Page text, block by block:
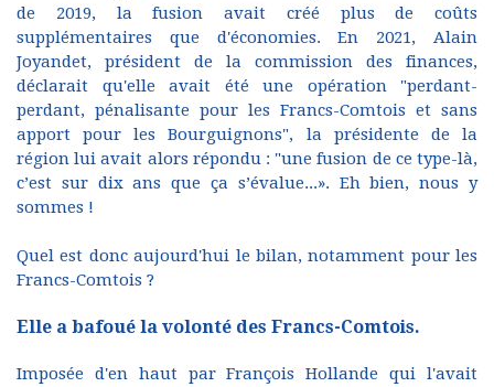
de 2019, la fusion avait créé plus de coûts
supplémentaires que d'économies. En 2021, Alain
Joyandet, président de la commission des finances,
déclarait qu'elle avait été une opération "perdant-
perdant, pénalisante pour les Francs-Comtois et sans
apport pour les Bourguignons", la présidente de la
région lui avait alors répondu : "une fusion de ce type-là,
c’est sur dix ans que ça s’évalue...». Eh bien, nous y
sommes !
Quel est donc aujourd'hui le bilan, notamment pour les
Francs-Comtois ?
Elle a bafoué la volonté des Francs-Comtois.
Imposée d'en haut par François Hollande qui l'avait